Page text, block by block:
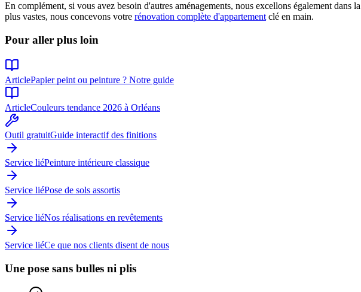
En complément, si vous avez besoin d'autres aménagements, nous excellons également dans la
plus vastes, nous concevons votre rénovation complète d'appartementclé en main.
Pour aller plus loin
ArticlePapier peint ou peinture ? Notre guide
ArticleCouleurs tendance 2026 à Orléans
Outil gratuitGuide interactif des finitions
Service liéPeinture intérieure classique
Service liéPose de sols assortis
Service liéNos réalisations en revêtements
Service liéCe que nos clients disent de nous
Une pose sans bulles ni plis